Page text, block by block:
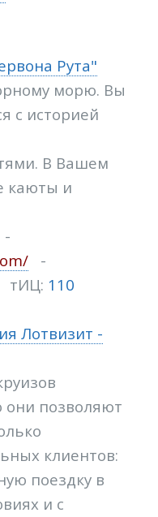
Рута"
морю. Вы
с историей
В Вашем
каюты и
-
-
110
Лотвизит -
они позволяют
клиентов:
поездку в
и с